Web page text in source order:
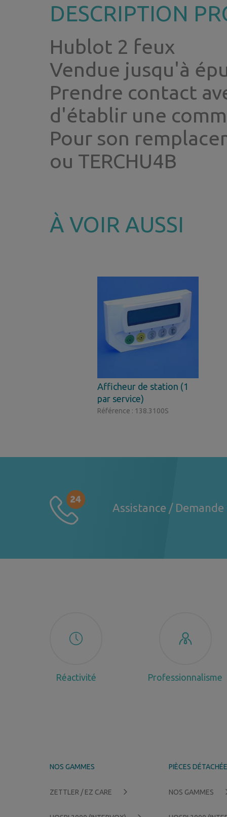
DESCRIPTION
Hublot 2 feux
Vendue jusqu'à
Prendre contact
d'établir une
Pour son
ou TERCHU4B
À VOIR AUSSI
Afficheur de station (1
par service)
Référence : 138.3100S
Assistance /
Réactivité Professionnalisme
NOS GAMMES
ZETTLER / EZ CARE
PIÈCES
NOS GAMMES